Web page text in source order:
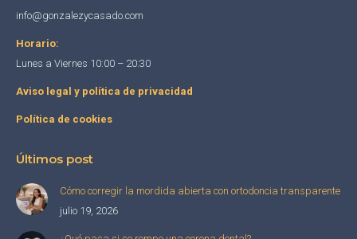
info@gonzalezycasado.com
Horario:
Lunes a Viernes 10:00 – 20:30
Aviso legal y política de privacidad
Política de cookies
Últimos post
Cómo corregir la mordida abierta con ortodoncia transparente
julio 19, 2026